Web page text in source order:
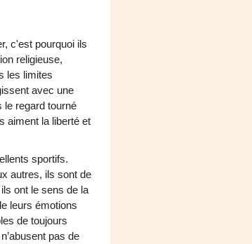
c'est pourquoi ils
religieuse,
les limites
avec une
le regard tourné
aiment la liberté et
sportifs.
autres, ils sont de
ont le sens de la
leurs émotions
de toujours
pas de